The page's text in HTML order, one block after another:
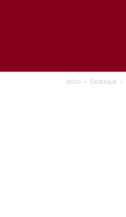
Início Destaque